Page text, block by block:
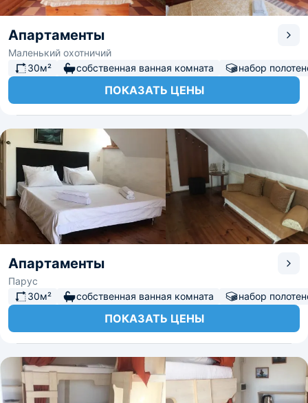
Апартаменты
Маленький охотничий
30м²
собственная ванная комната набор
ПОКАЗАТЬ ЦЕНЫ
Апартаменты
Парус
30м²
собственная ванная комната набор
ПОКАЗАТЬ ЦЕНЫ